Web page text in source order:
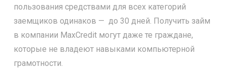
пользования средствами для всех категорий
заемщиков одинаков — до 30 дней. Получить займ
в компании MaxCredit могут даже те граждане,
которые не владеют навыками компьютерной
грамотности.